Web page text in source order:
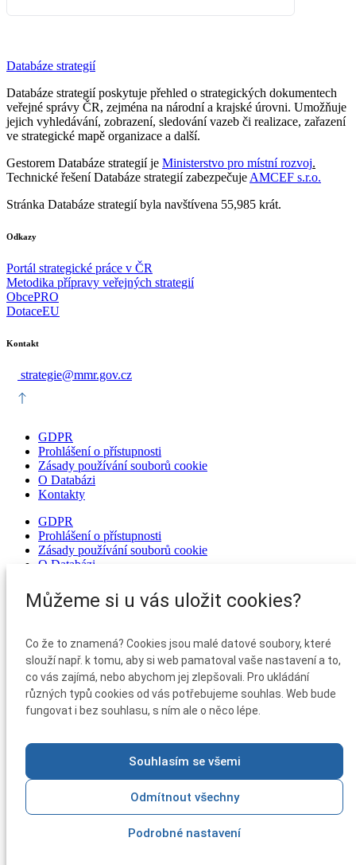
Můžeme si u vás uložit cookies?
Co že to znamená? Cookies jsou malé datové soubory, které
slouží např. k tomu, aby si web pamatoval vaše nastavení a to,
co vás zajímá, nebo abychom jej zlepšovali. Pro ukládání
různých typů cookies od vás potřebujeme souhlas. Web bude
fungovat i bez souhlasu, s ním ale o něco lépe.
Souhlasím se všemi
Odmítnout všechny
Podrobné nastavení
Databáze strategií
Databáze strategií poskytuje přehled o strategických dokumentech
veřejné správy ČR, zejména na národní a krajské úrovni. Umožňuje
jejich vyhledávání, zobrazení, sledování vazeb či realizace, zařazení
ve strategické mapě organizace a další.
Gestorem Databáze strategií je Ministerstvo pro místní rozvoj.
Technické řešení Databáze strategií zabezpečuje AMCEF s.r.o.
Stránka Databáze strategií byla navštívena 55,985 krát.
Odkazy
Portál strategické práce v ČR
Metodika přípravy veřejných strategií
ObcePRO
DotaceEU
Kontakt
strategie@mmr.gov.cz
GDPR
Prohlášení o přístupnosti
Zásady používání souborů cookie
O Databázi
Kontakty
GDPR
Prohlášení o přístupnosti
Zásady používání souborů cookie
O Databázi
GDPR
O Databázi
Kontakty
GDPR
Prohlášení o přístupnosti
Zásady používání souborů cookie
Kontakty
2025 © Ministerstvo pro místní rozvoj ČR